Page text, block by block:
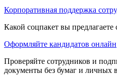
Корпоративная поддержка
Какой соцпакет вы
Оформляйте кандидатов онлайн
Проверяйте сотрудников и
документы без бумаг и личных